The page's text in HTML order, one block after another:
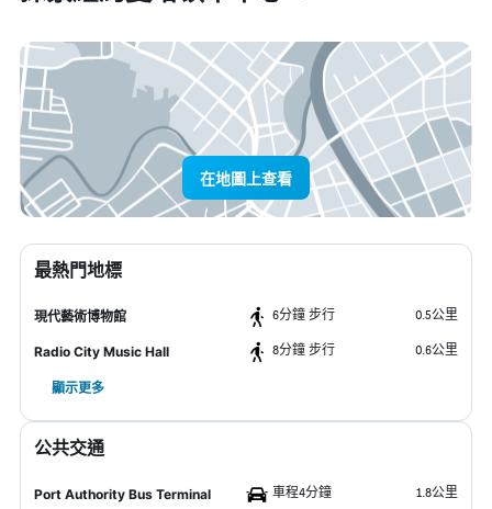
在地圖上查看
最熱門地標
現代藝術博物館 6分鐘 步行 0.5公里
Radio City Music Hall 8分鐘 步行 0.6公里
顯示更多
公共交通
Port Authority Bus Terminal 車程4分鐘 1.8公里